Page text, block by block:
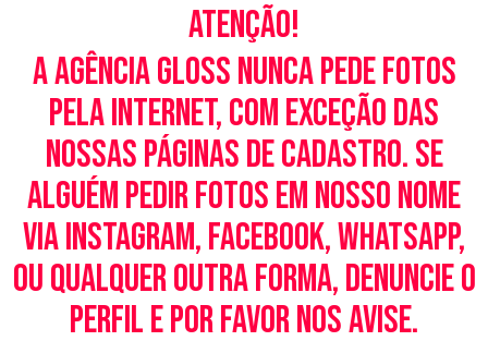
Atenção!
A Agência Gloss nunca pede fotos
pela Internet, com exceção das
nossas páginas de cadastro. Se
alguém pedir fotos em nosso nome
via Instagram, Facebook, WhatsApp,
ou qualquer outra forma, denuncie o
perfil e por favor nos avise.